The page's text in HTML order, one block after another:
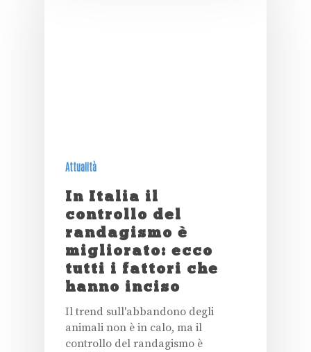
Attualità
In Italia il
controllo del
randagismo è
migliorato: ecco
tutti i fattori che
hanno inciso
Il trend sull'abbandono degli
animali non è in calo, ma il
controllo del randagismo è